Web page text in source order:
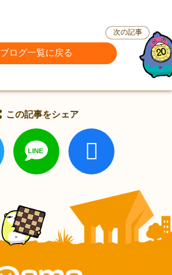
ブログ一覧に戻る
次の記事
この記事をシェア